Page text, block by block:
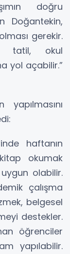
doğru
Doğantekin,
gerekir.
tatil, okul
yol açabilir.”
haftanın
okumak
olabilir.
çalışma
belgesel
destekler.
öğrenciler
yapılabilir.